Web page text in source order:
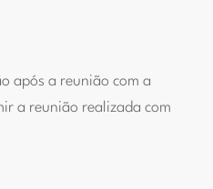
após a reunião com a
a reunião realizada com